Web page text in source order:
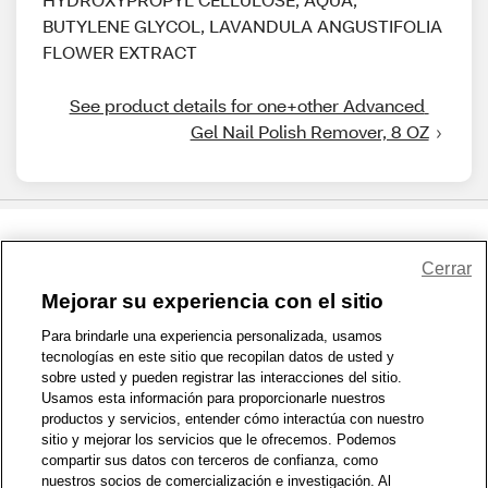
BUTYLENE GLYCOL, LAVANDULA ANGUSTIFOLIA
FLOWER EXTRACT
See product details for one+other Advanced
Gel Nail Polish Remover, 8 OZ
1-800-679-9691 | Contáctenos | Términos de Uso | Accesibilidad
Política de Privacidad | WA Privacy Policy | Mapa del sitio
Zona de Bienestar | © 1999 - 2026 CVS.com
Mejorar su experiencia con el sitio
Para brindarle una experiencia personalizada, usamos
tecnologías en este sitio que recopilan datos de usted y
sobre usted y pueden registrar las interacciones del sitio.
Usamos esta información para proporcionarle nuestros
productos y servicios, entender cómo interactúa con nuestro
sitio y mejorar los servicios que le ofrecemos. Podemos
compartir sus datos con terceros de confianza, como
nuestros socios de comercialización e investigación. Al
Cerrar